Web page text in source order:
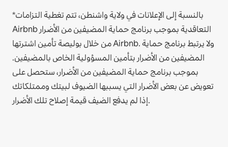
*بالنسبة إلى الإعلانات في ولاية واشنطن، تتم تغطية التزامات
Airbnb التعاقدية بموجب برنامج حماية المضيفين من الأضرار
من خلال بوليصة تأمين اشترتها Airbnb. ولا يرتبط برنامج حماية
المضيفين من الأضرار بتأمين المسؤولية الخاص بالمضيفين.
بموجب برنامج حماية المضيفين من الأضرار، ستحصل على
تعويض عن بعض الأضرار التي يسببها الضيوف لبيتك وممتلكاتك
إذا لم يدفع الضيف قيمة إصلاح تلك الأضرار.